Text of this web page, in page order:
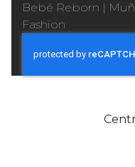
Bebé Reborn |
Fashion